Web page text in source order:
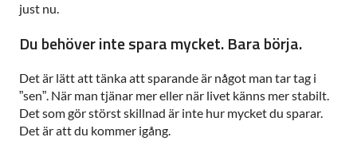
just nu.
Du behöver inte spara mycket. Bara börja.
Det är lätt att tänka att sparande är något man tar tag i
”sen”. När man tjänar mer eller när livet känns mer stabilt.
Det som gör störst skillnad är inte hur mycket du sparar.
Det är att du kommer igång.